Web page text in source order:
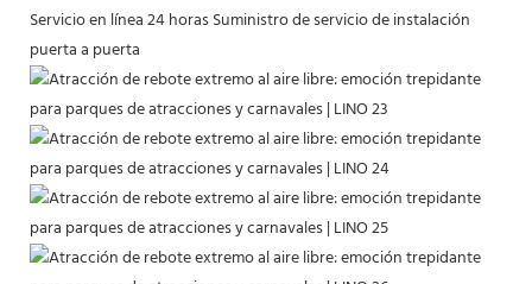
Servicio en línea 24 horasSuministro de servicio de instalación
puerta a puerta